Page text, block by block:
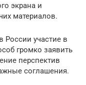
экрана и
материалов.
России участие в
громко заявить
перспектив
соглашения.